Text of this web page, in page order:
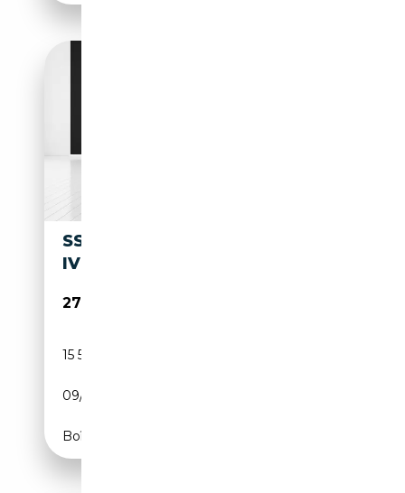
SSANGYONG REXTON REXTON
IV 2.2 E-XDI ICON 4WD AUTO
27 900€
15 500 km
09/2024
Boîte automatique